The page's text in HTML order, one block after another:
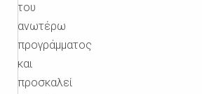
του
ανωτέρω
προγράμματος
και
προσκαλεί